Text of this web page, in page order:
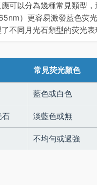
可以分為幾種常見類型
）更容易激發藍色荧
不同月光石類型的荧光表
常見荧光顏色
藍色或白色
石 淡藍色或無
不均勻或過強